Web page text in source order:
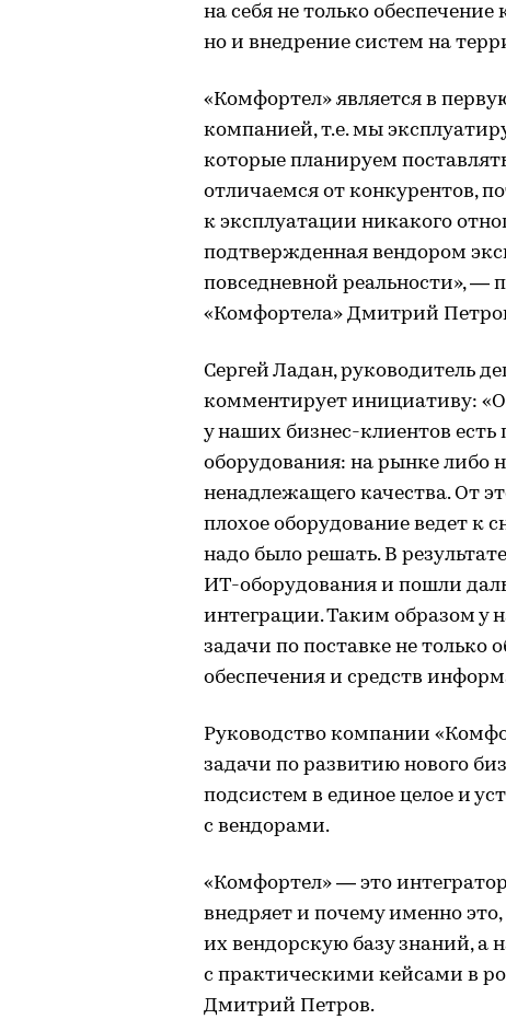
на себя не только
но и внедрение систем на
«Комфортел» является в
компанией, т.е. мы
которые планируем
отличаемся от конкурентов,
к эксплуатации никакого
подтвержденная вендором
повседневной реальности», —
«Комфортела» Дмитрий
Сергей Ладан, руководитель
комментирует инициативу:
у наших бизнес-клиентов есть
оборудования: на рынке либо
ненадлежащего качества. От
плохое оборудование ведет к
надо было решать. В
ИТ-оборудования и пошли
интеграции. Таким образом у
задачи по поставке не только
обеспечения и средств
Руководство компании
задачи по развитию нового
подсистем в единое целое и
с вендорами.
«Комфортел» — это
внедряет и почему именно
их вендорскую базу знаний, а
с практическими кейсами в
Дмитрий Петров.